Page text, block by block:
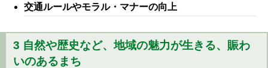
交通ルールやモラル・マナーの向上
3 自然や歴史など、地域の魅力が生きる、賑わ
いのあるまち